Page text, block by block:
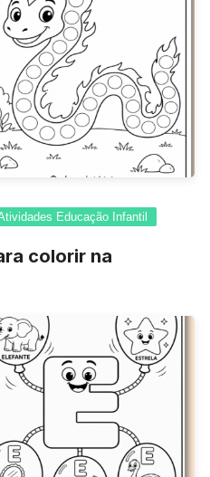
Educação Infantil
colorir na